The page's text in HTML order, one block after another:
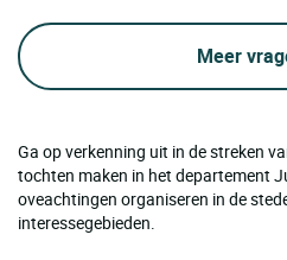
Meer
Ga op verkenning uit in de streken
tochten maken in het departement
oveachtingen organiseren in de
interessegebieden.